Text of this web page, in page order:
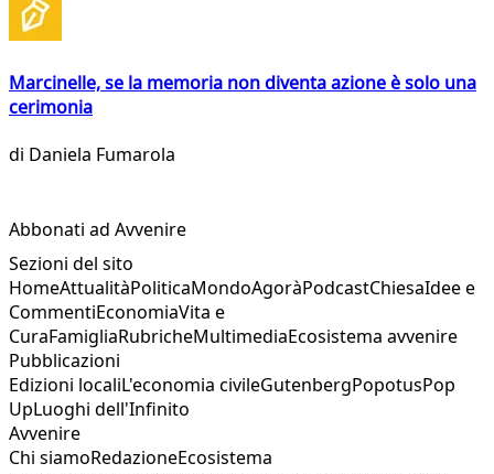
Marcinelle, se la memoria non diventa azione è solo una
cerimonia
di Daniela Fumarola
Abbonati ad Avvenire
Sezioni del sito
HomeAttualitàPoliticaMondoAgoràPodcastChiesaIdee e
CommentiEconomiaVita e
CuraFamigliaRubricheMultimediaEcosistema avvenire
Pubblicazioni
Edizioni localiL'economia civileGutenbergPopotusPop
UpLuoghi dell'Infinito
Avvenire
Chi siamoRedazioneEcosistema